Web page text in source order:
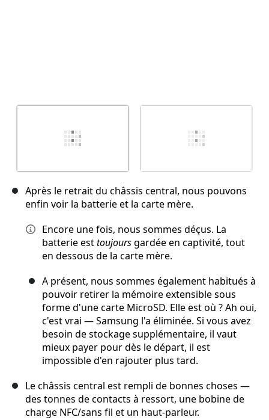
Après le retrait du châssis central, nous pouvons
enfin voir la batterie et la carte mère.
Encore une fois, nous sommes déçus. La
batterie esttoujoursgardée en captivité, tout
en dessous de la carte mère.
A présent, nous sommes également habitués à
pouvoir retirer la mémoire extensible sous
forme d'une carte MicroSD. Elle est où ? Ah oui,
c'est vrai — Samsung l'a éliminée. Si vous avez
besoin de stockage supplémentaire, il vaut
mieux payer pour dès le départ, il est
impossible d'en rajouter plus tard.
Le châssis central est rempli de bonnes choses —
des tonnes de contacts à ressort, une bobine de
charge NFC/sans fil et un haut-parleur.